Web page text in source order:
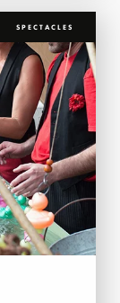
SPECTACLES